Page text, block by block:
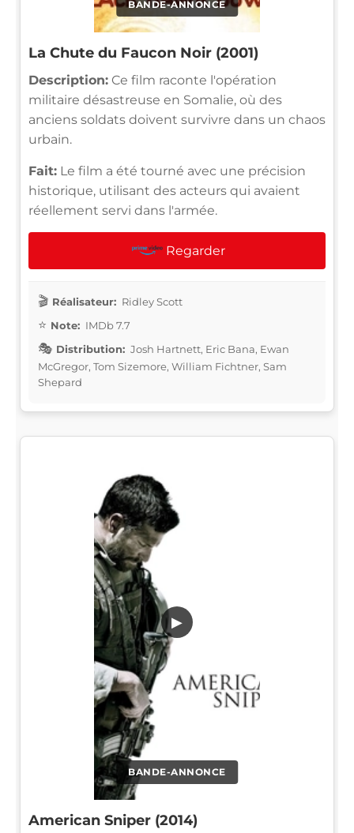
BANDE-ANNONCE
La Chute du Faucon Noir (2001)
Description: Ce film raconte l'opération
militaire désastreuse en Somalie, où des
anciens soldats doivent survivre dans un chaos
urbain.
Fait: Le film a été tourné avec une précision
historique, utilisant des acteurs qui avaient
réellement servi dans l'armée.
Regarder
Réalisateur: Ridley Scott
Note: IMDb 7.7
Distribution: Josh Hartnett, Eric Bana, Ewan
McGregor, Tom Sizemore, William Fichtner, Sam
Shepard
BANDE-ANNONCE
▶
American Sniper (2014)